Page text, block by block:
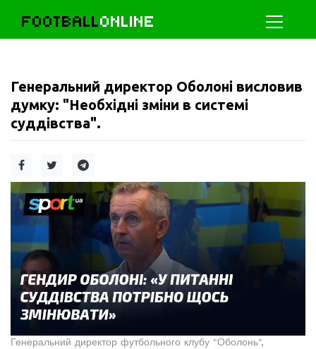
FOOTBALLONLINE
Генеральний директор Оболоні висловив
думку: "Необхідні зміни в системі
суддівства".
Генеральний директор футбольного клубу "Оболонь",